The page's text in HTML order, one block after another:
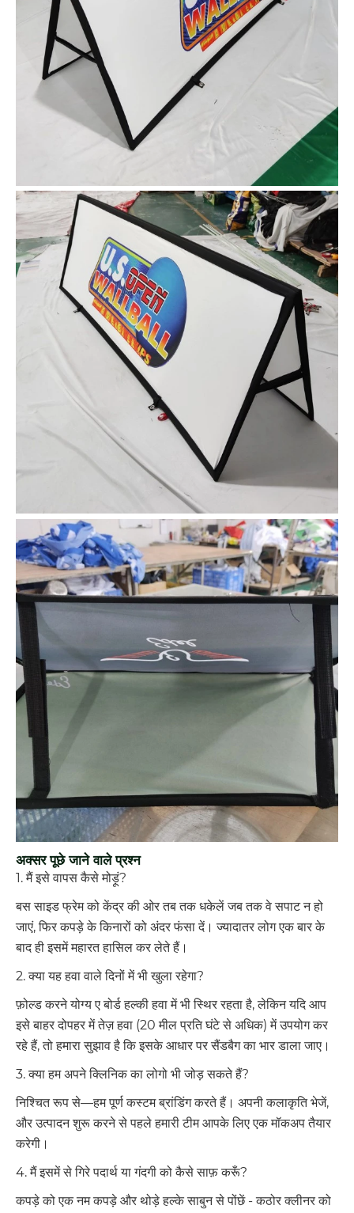
अक्सर पूछे जाने वाले प्रश्न
1. मैं इसे वापस कैसे मोड़ूं?
बस साइड फ्रेम को केंद्र की ओर तब तक धकेलें जब तक वे सपाट न हो
जाएं, फिर कपड़े के किनारों को अंदर फंसा दें। ज्यादातर लोग एक बार के
बाद ही इसमें महारत हासिल कर लेते हैं।
2. क्या यह हवा वाले दिनों में भी खुला रहेगा?
फ़ोल्ड करने योग्य ए बोर्ड हल्की हवा में भी स्थिर रहता है, लेकिन यदि आप
इसे बाहर दोपहर में तेज़ हवा (20 मील प्रति घंटे से अधिक) में उपयोग कर
रहे हैं, तो हमारा सुझाव है कि इसके आधार पर सैंडबैग का भार डाला जाए।
3. क्या हम अपने क्लिनिक का लोगो भी जोड़ सकते हैं?
निश्चित रूप से—हम पूर्ण कस्टम ब्रांडिंग करते हैं। अपनी कलाकृति भेजें,
और उत्पादन शुरू करने से पहले हमारी टीम आपके लिए एक मॉकअप तैयार
करेगी।
4. मैं इसमें से गिरे पदार्थ या गंदगी को कैसे साफ़ करूँ?
कपड़े को एक नम कपड़े और थोड़े हल्के साबुन से पोंछें - कठोर क्लीनर को